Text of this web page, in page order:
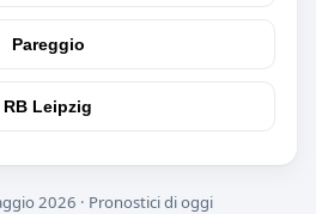
Pareggio
RB Leipzig
2026 · Pronostici di oggi